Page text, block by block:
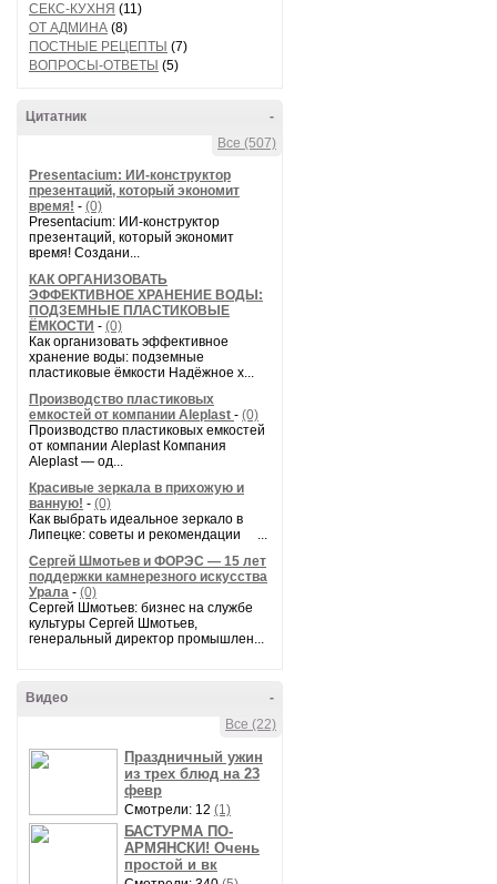
СЕКС-КУХНЯ (11)
ОТ АДМИНА (8)
ПОСТНЫЕ РЕЦЕПТЫ (7)
ВОПРОСЫ-ОТВЕТЫ (5)
-
Цитатник
Все (507)
Presentacium: ИИ‑конструктор
презентаций, который экономит
время! - (0)
Presentacium: ИИ‑конструктор
презентаций, который экономит
время! Создани...
КАК ОРГАНИЗОВАТЬ
ЭФФЕКТИВНОЕ ХРАНЕНИЕ ВОДЫ:
ПОДЗЕМНЫЕ ПЛАСТИКОВЫЕ
ЁМКОСТИ - (0)
Как организовать эффективное
хранение воды: подземные
пластиковые ёмкости Надёжное х...
Производство пластиковых
емкостей от компании Aleplast - (0)
Производство пластиковых емкостей
от компании Aleplast Компания
Aleplast — од...
Красивые зеркала в прихожую и
ванную! - (0)
Как выбрать идеальное зеркало в
Липецке: советы и рекомендации ...
Сергей Шмотьев и ФОРЭС — 15 лет
поддержки камнерезного искусства
Урала - (0)
Сергей Шмотьев: бизнес на службе
культуры Сергей Шмотьев,
генеральный директор промышлен...
-
Видео
Все (22)
Праздничный ужин
из трех блюд на 23
февр
Смотрели: 12 (1)
БАСТУРМА ПО-
АРМЯНСКИ! Очень
простой и вк